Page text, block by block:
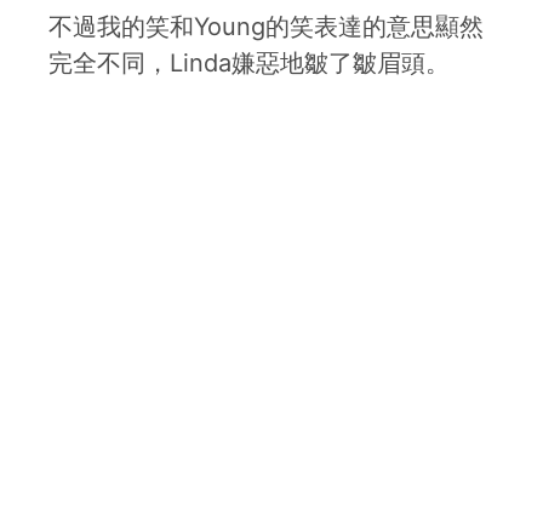
不過我的笑和Young的笑表達的意思顯然
完全不同，Linda嫌惡地皺了皺眉頭。